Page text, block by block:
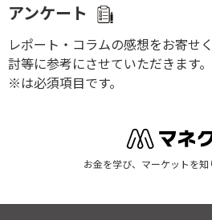
アンケート
レポート・コラムの感想をお寄せ
討等に参考にさせていただきます。
※は必須項目です。
お金を学び、マーケットを知